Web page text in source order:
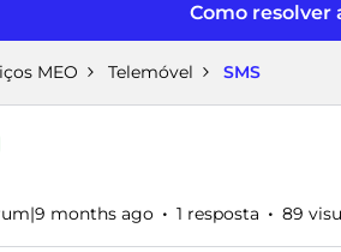
Como resolver
MEO Telemóvel SMS
months ago 1 resposta 89